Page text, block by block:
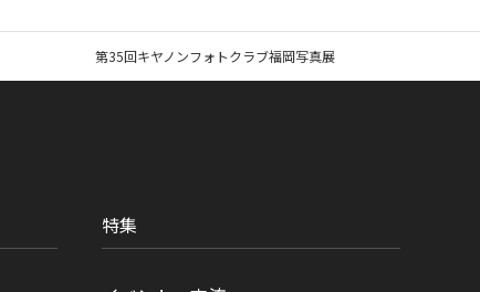
第35回キヤノンフォトクラブ福岡写真展
特集